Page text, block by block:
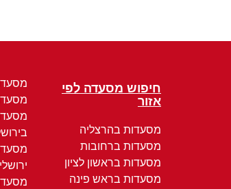
חיפוש מסעדה לפי
אזור
מסעדות בהרצליה
מסעדות ברחובות
מסעדות בראשון לציון
מסעדות בראש פינה